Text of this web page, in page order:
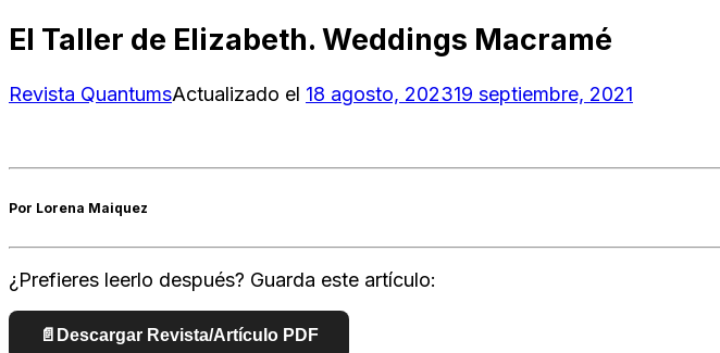
El Taller de Elizabeth. Weddings Macramé
Revista QuantumsActualizado el 18 agosto, 202319 septiembre, 2021
Por Lorena Maiquez
¿Prefieres leerlo después? Guarda este artículo:
📄 Descargar Revista/Artículo PDF